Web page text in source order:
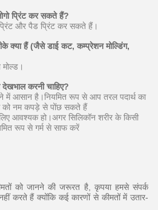
प्रिंट कर सकते हैं?
और पैड प्रिंट कर सकते हैं।
क्या हैं (जैसे डाई कट, कम्प्रेशन मोल्डिंग,
करनी चाहिए?
में आसान है।नियमित रूप से आप तरल पदार्थ का
को नम कपड़े से पोंछ सकते हैं
आवश्यक हो।अगर सिलिकॉन शरीर के किसी
रूप से गर्म से साफ करें
को जानने की जरूरत है, कृपया हमसे संपर्क
करते हैं क्योंकि कई कारणों से कीमतों में उतार-